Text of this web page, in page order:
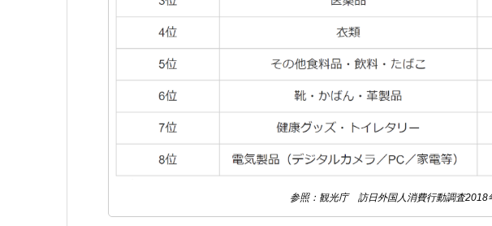
参照：観光庁 訪日外国人消費行動調査2018